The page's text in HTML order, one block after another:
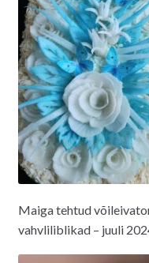
Maiga tehtud
vahvliliblikad – juuli